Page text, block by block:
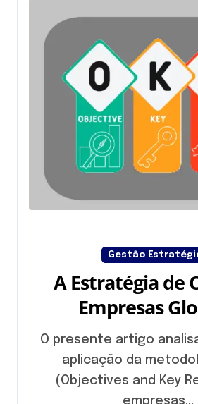
Gestão
A Estratégia de
Empresas
Fundamentos,
Impactos na
O presente artigo analisa a adoção e
aplicação da
(Objectives and Key
empresas...